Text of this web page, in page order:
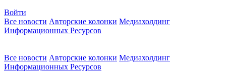
Войти
Все новости Авторские колонки Медиахолдинг
Информационных Ресурсов
Все новости Авторские колонки Медиахолдинг
Информационных Ресурсов